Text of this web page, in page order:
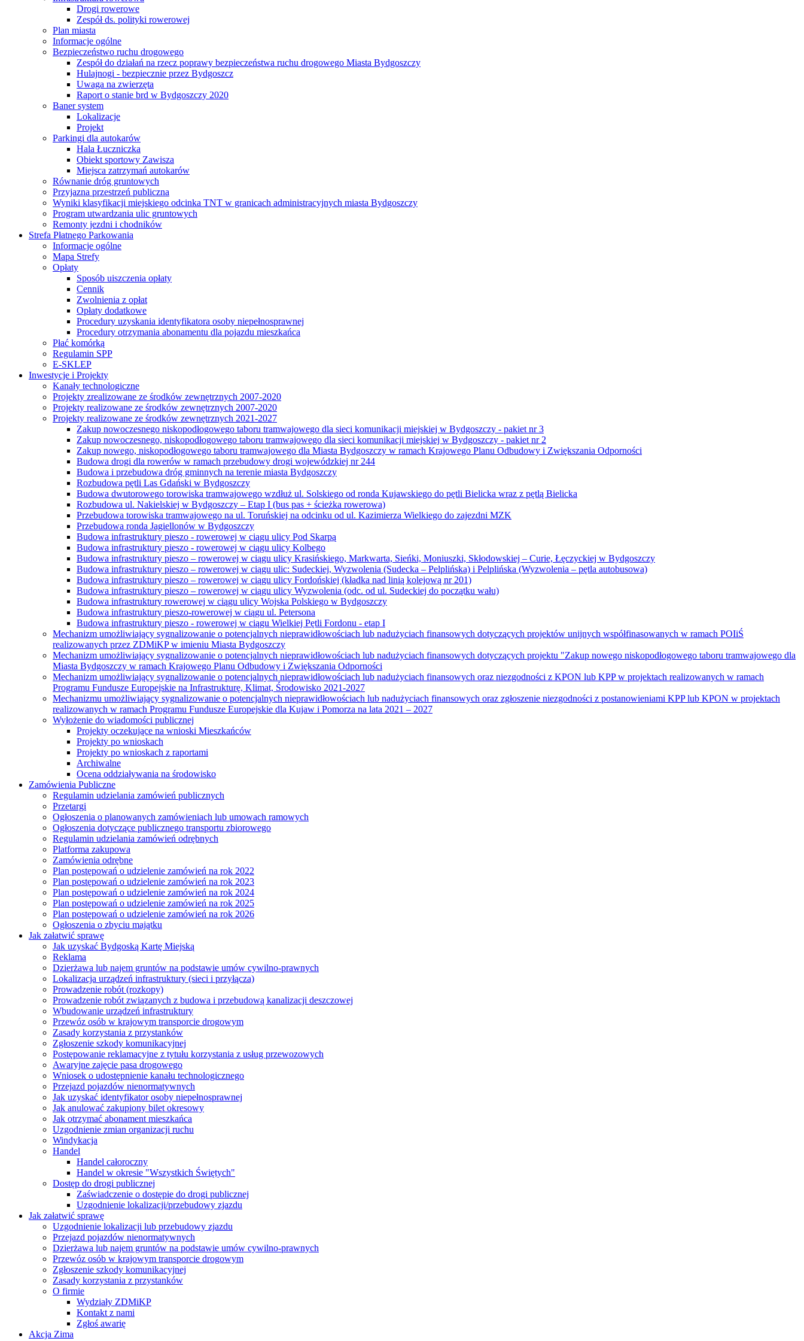
Drogi rowerowe
Zespół ds. polityki rowerowej
Plan miasta
Informacje ogólne
Bezpieczeństwo ruchu drogowego
Zespół do działań na rzecz poprawy bezpieczeństwa ruchu drogowego Miasta Bydgoszczy
Hulajnogi - bezpiecznie przez Bydgoszcz
Uwaga na zwierzęta
Raport o stanie brd w Bydgoszczy 2020
Baner system
Lokalizacje
Projekt
Parkingi dla autokarów
Hala Łuczniczka
Obiekt sportowy Zawisza
Miejsca zatrzymań autokarów
Równanie dróg gruntowych
Przyjazna przestrzeń publiczna
Wyniki klasyfikacji miejskiego odcinka TNT w granicach administracyjnych miasta Bydgoszczy
Program utwardzania ulic gruntowych
Remonty jezdni i chodników
Strefa Płatnego Parkowania
Informacje ogólne
Mapa Strefy
Opłaty
Sposób uiszczenia opłaty
Cennik
Zwolnienia z opłat
Opłaty dodatkowe
Procedury uzyskania identyfikatora osoby niepełnosprawnej
Procedury otrzymania abonamentu dla pojazdu mieszkańca
Płać komórką
Regulamin SPP
E-SKLEP
Inwestycje i Projekty
Kanały technologiczne
Projekty zrealizowane ze środków zewnętrznych 2007-2020
Projekty realizowane ze środków zewnętrznych 2007-2020
Projekty realizowane ze środków zewnętrznych 2021-2027
Zakup nowoczesnego niskopodłogowego taboru tramwajowego dla sieci komunikacji miejskiej w Bydgoszczy - pakiet nr 3
Zakup nowoczesnego, niskopodłogowego taboru tramwajowego dla sieci komunikacji miejskiej w Bydgoszczy - pakiet nr 2
Zakup nowego, niskopodłogowego taboru tramwajowego dla Miasta Bydgoszczy w ramach Krajowego Planu Odbudowy i Zwiększania Odporności
Budowa drogi dla rowerów w ramach przebudowy drogi wojewódzkiej nr 244
Budowa i przebudowa dróg gminnych na terenie miasta Bydgoszczy
Rozbudowa pętli Las Gdański w Bydgoszczy
Budowa dwutorowego torowiska tramwajowego wzdłuż ul. Solskiego od ronda Kujawskiego do pętli Bielicka wraz z pętlą Bielicka
Rozbudowa ul. Nakielskiej w Bydgoszczy – Etap I (bus pas + ścieżka rowerowa)
Przebudowa torowiska tramwajowego na ul. Toruńskiej na odcinku od ul. Kazimierza Wielkiego do zajezdni MZK
Przebudowa ronda Jagiellonów w Bydgoszczy
Budowa infrastruktury pieszo - rowerowej w ciągu ulicy Pod Skarpą
Budowa infrastruktury pieszo - rowerowej w ciągu ulicy Kolbego
Budowa infrastruktury pieszo – rowerowej w ciągu ulicy Krasińskiego, Markwarta, Sieńki, Moniuszki, Skłodowskiej – Curie, Łęczyckiej w Bydgoszczy
Budowa infrastruktury pieszo – rowerowej w ciągu ulic: Sudeckiej, Wyzwolenia (Sudecka – Pelplińska) i Pelplińska (Wyzwolenia – pętla autobusowa)
Budowa infrastruktury pieszo – rowerowej w ciągu ulicy Fordońskiej (kładka nad linią kolejową nr 201)
Budowa infrastruktury pieszo – rowerowej w ciągu ulicy Wyzwolenia (odc. od ul. Sudeckiej do początku wału)
Budowa infrastruktury rowerowej w ciągu ulicy Wojska Polskiego w Bydgoszczy
Budowa infrastruktury pieszo-rowerowej w ciągu ul. Petersona
Budowa infrastruktury pieszo - rowerowej w ciągu Wielkiej Pętli Fordonu - etap I
Mechanizm umożliwiający sygnalizowanie o potencjalnych nieprawidłowościach lub nadużyciach finansowych dotyczących projektów unijnych współfinasowanych w ramach POIiŚ
realizowanych przez ZDMiKP w imieniu Miasta Bydgoszczy
Mechanizm umożliwiający sygnalizowanie o potencjalnych nieprawidłowościach lub nadużyciach finansowych dotyczących projektu "Zakup nowego niskopodłogowego taboru tramwajowego dla
Miasta Bydgoszczy w ramach Krajowego Planu Odbudowy i Zwiększania Odporności
Mechanizm umożliwiający sygnalizowanie o potencjalnych nieprawidłowościach lub nadużyciach finansowych oraz niezgodności z KPON lub KPP w projektach realizowanych w ramach
Programu Fundusze Europejskie na Infrastrukturę, Klimat, Środowisko 2021-2027
Mechanizmu umożliwiający sygnalizowanie o potencjalnych nieprawidłowościach lub nadużyciach finansowych oraz zgłoszenie niezgodności z postanowieniami KPP lub KPON w projektach
realizowanych w ramach Programu Fundusze Europejskie dla Kujaw i Pomorza na lata 2021 – 2027
Wyłożenie do wiadomości publicznej
Projekty oczekujące na wnioski Mieszkańców
Projekty po wnioskach
Projekty po wnioskach z raportami
Archiwalne
Ocena oddziaływania na środowisko
Zamówienia Publiczne
Regulamin udzielania zamówień publicznych
Przetargi
Ogłoszenia o planowanych zamówieniach lub umowach ramowych
Ogłoszenia dotyczące publicznego transportu zbiorowego
Regulamin udzielania zamówień odrębnych
Platforma zakupowa
Zamówienia odrębne
Plan postępowań o udzielenie zamówień na rok 2022
Plan postępowań o udzielenie zamówień na rok 2023
Plan postępowań o udzielenie zamówień na rok 2024
Plan postępowań o udzielenie zamówień na rok 2025
Plan postępowań o udzielenie zamówień na rok 2026
Ogłoszenia o zbyciu majątku
Jak załatwić sprawę
Jak uzyskać Bydgoską Kartę Miejską
Reklama
Dzierżawa lub najem gruntów na podstawie umów cywilno-prawnych
Lokalizacja urządzeń infrastruktury (sieci i przyłącza)
Prowadzenie robót (rozkopy)
Prowadzenie robót związanych z budowa i przebudową kanalizacji deszczowej
Wbudowanie urządzeń infrastruktury
Przewóz osób w krajowym transporcie drogowym
Zasady korzystania z przystanków
Zgłoszenie szkody komunikacyjnej
Postępowanie reklamacyjne z tytułu korzystania z usług przewozowych
Awaryjne zajęcie pasa drogowego
Wniosek o udostępnienie kanału technologicznego
Przejazd pojazdów nienormatywnych
Jak uzyskać identyfikator osoby niepełnosprawnej
Jak anulować zakupiony bilet okresowy
Jak otrzymać abonament mieszkańca
Uzgodnienie zmian organizacji ruchu
Windykacja
Handel
Handel całoroczny
Handel w okresie "Wszystkich Świętych"
Dostęp do drogi publicznej
Zaświadczenie o dostępie do drogi publicznej
Uzgodnienie lokalizacji/przebudowy zjazdu
Jak załatwić sprawę
Uzgodnienie lokalizacji lub przebudowy zjazdu
Przejazd pojazdów nienormatywnych
Dzierżawa lub najem gruntów na podstawie umów cywilno-prawnych
Przewóz osób w krajowym transporcie drogowym
Zgłoszenie szkody komunikacyjnej
Zasady korzystania z przystanków
O firmie
Wydziały ZDMiKP
Kontakt z nami
Zgłoś awarię
Akcja Zima